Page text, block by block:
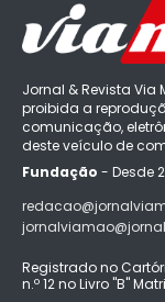
Jornal & Revista Via
proibida a
comunicação,
deste veículo de
Fundação - Desde
Registrado no
n.º 12 no Livro "B"